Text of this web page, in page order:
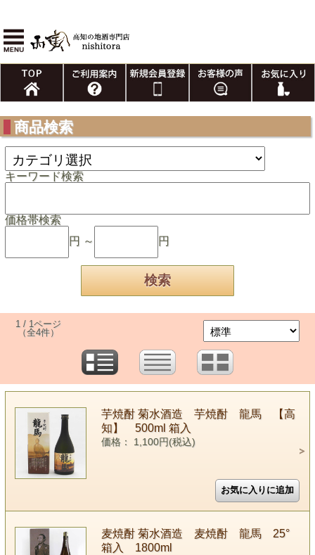
商品検索
キーワード検索
価格帯検索
円 ～
円
1 / 1ページ
（全4件）
芋焼酎 菊水酒造 芋焼酎 龍馬 【高
知】 500ml 箱入
価格： 1,100円(税込)
麦焼酎 菊水酒造 麦焼酎 龍馬 25°
箱入 1800ml